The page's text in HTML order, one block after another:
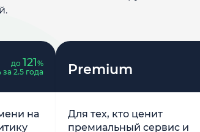
до 121%
2.5 года
на
Premium
Для тех, кто ценит
премиальный сервис и